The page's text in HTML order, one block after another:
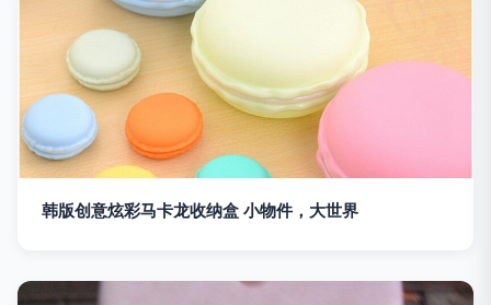
韩版创意炫彩马卡龙收纳盒 小物件，大世界